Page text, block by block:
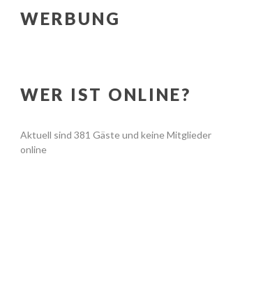
WERBUNG
WER IST ONLINE?
Aktuell sind 381 Gäste und keine Mitglieder
online